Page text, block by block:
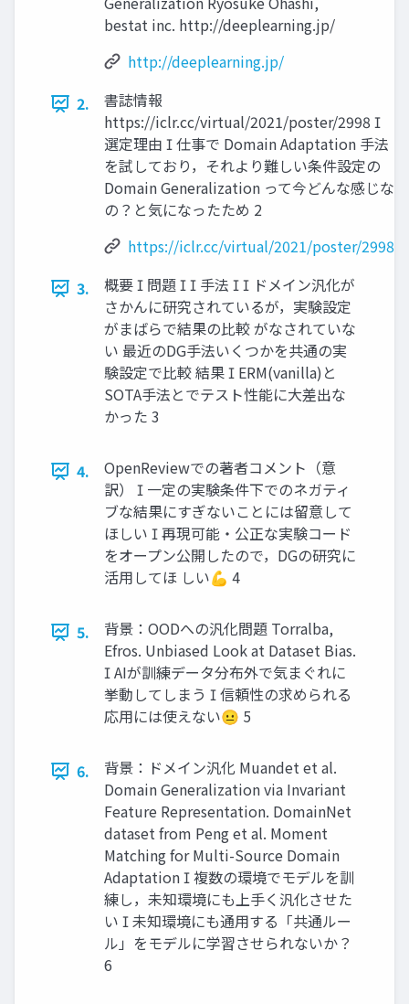
bestat inc. http://deeplearning.jp/
http://deeplearning.jp/
2.
書誌情報
https://iclr.cc/virtual/2021/poster/2998 
選定理由  仕事で Domain Adaptation 手法
を試しており，それより難しい条件設定の
Domain Generalization って今どんな感じな
の？と気になったため 2
https://iclr.cc/virtual/2021/poster/2998
3.
概要  問題   手法   ドメイン汎化が
さかんに研究されているが，実験設定
がまばらで結果の比較 がなされていな
い 最近のDG手法いくつかを共通の実
験設定で比較 結果  ERM(vanilla)と
SOTA手法とでテスト性能に大差出な
かった 3
4.
OpenReviewでの著者コメント（意
訳）  一定の実験条件下でのネガティ
ブな結果にすぎないことには留意して
ほしい  再現可能・公正な実験コード
をオープン公開したので，DGの研究に
活用してほ しい💪 4
5.
背景：OODへの汎化問題 Torralba,
Efros. Unbiased Look at Dataset Bias.
 AIが訓練データ分布外で気まぐれに
挙動してしまう  信頼性の求められる
応用には使えない😐 5
6.
背景：ドメイン汎化 Muandet et al.
Domain Generalization via Invariant
Feature Representation. DomainNet
dataset from Peng et al. Moment
Matching for Multi-Source Domain
Adaptation  複数の環境でモデルを訓
練し，未知環境にも上手く汎化させた
い  未知環境にも通用する「共通ルー
ル」をモデルに学習させられないか？
6